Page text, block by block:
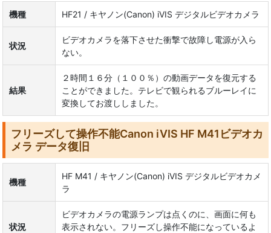
機種 HF21 / キヤノン(Canon) iVIS デジタルビデオカメラ
状況
ビデオカメラを落下させた衝撃で故障し電源が入ら
ない。
結果
２時間１６分（１００％）の動画データを復元する
ことができました。テレビで観られるブルーレイに
変換してお渡ししました。
フリーズして操作不能Canon iVIS HF M41ビデオカ
メラ データ復旧
機種
HF M41 / キヤノン(Canon) iVIS デジタルビデオカメ
ラ
状況
ビデオカメラの電源ランプは点くのに、画面に何も
表示されない。フリーズし操作不能になっているよ